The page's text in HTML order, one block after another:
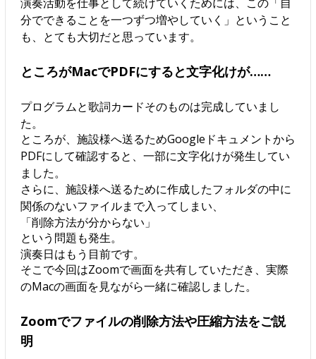
分でできることを一つずつ増やしていく」ということ
も、とても大切だと思っています。
ところがMacでPDFにすると文字化けが……
プログラムと歌詞カードそのものは完成していまし
た。
ところが、施設様へ送るためGoogleドキュメントから
PDFにして確認すると、一部に文字化けが発生してい
ました。
さらに、施設様へ送るために作成したフォルダの中に
関係のないファイルまで入ってしまい、
「削除方法が分からない」
という問題も発生。
演奏日はもう目前です。
そこで今回はZoomで画面を共有していただき、実際
のMacの画面を見ながら一緒に確認しました。
Zoomでファイルの削除方法や圧縮方法をご説
明